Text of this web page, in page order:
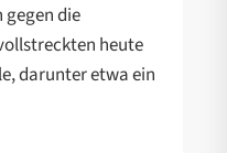
die
heute
darunter etwa ein